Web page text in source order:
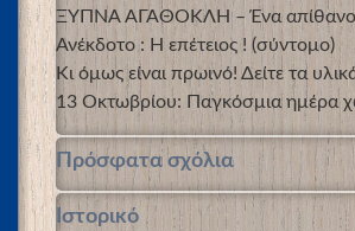
ΞΥΠΝΑ ΑΓΑΘΟΚΛΗ – Ένα απίθανο
Ανέκδοτο : Η επέτειος ! (σύντομο)
Κι όμως είναι πρωινό! Δείτε τα
13 Οκτωβρίου: Παγκόσμια ημέρα
Πρόσφατα σχόλια
Ιστορικό